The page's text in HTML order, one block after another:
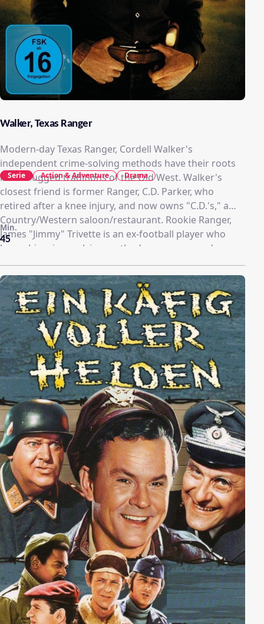
Walker, Texas Ranger
Modern-day Texas Ranger, Cordell Walker's
independent crime-solving methods have their roots
in the rugged traditions of the Old West. Walker's
closest friend is former Ranger, C.D. Parker, who
retired after a knee injury, and now owns "C.D.'s," a
Country/Western saloon/restaurant. Rookie Ranger,
James "Jimmy" Trivette is an ex-football player who
bases his crime-solving methods on reason and uses
computers and cellular phones. Alex Cahill is the
Assistant DA who shares a mutual attraction with
Walker, but often disagrees with his unorthodox
approach to law enforcement.
45
Min.
Serie Action & Adventure Drama